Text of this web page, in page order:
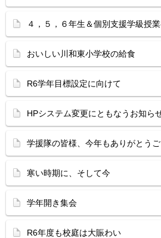
４，５，６年生＆個別支援学級授
おいしい川和東小学校の給食
R6学年目標設定に向けて
HPシステム変更にともなうお知ら
学援隊の皆様、今年もありがとうご
寒い時期に、そして今
学年開き集会
R6年度も校庭は大賑わい